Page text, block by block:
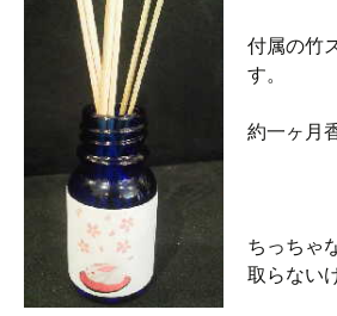
付属の竹
す。
約一ヶ月
ちっちゃ
取らない